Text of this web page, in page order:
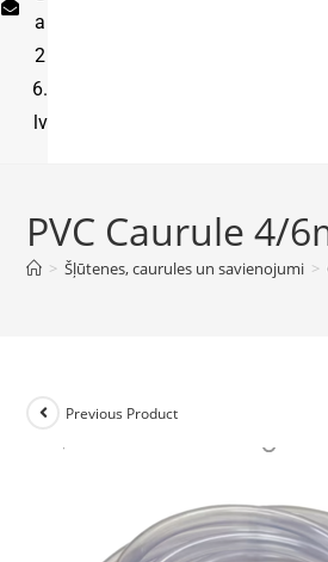
a
2
6.
lv
PVC Caurule 4/
> Šļūtenes, caurules un savienojumi >
Previous Product